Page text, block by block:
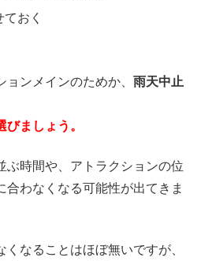
おく
ンメインのためか、 雨天中止
ましょう。
ぶ時間や、アトラクションの位
合わなくなる可能性が出てきま
なることはほぼ無いですが、